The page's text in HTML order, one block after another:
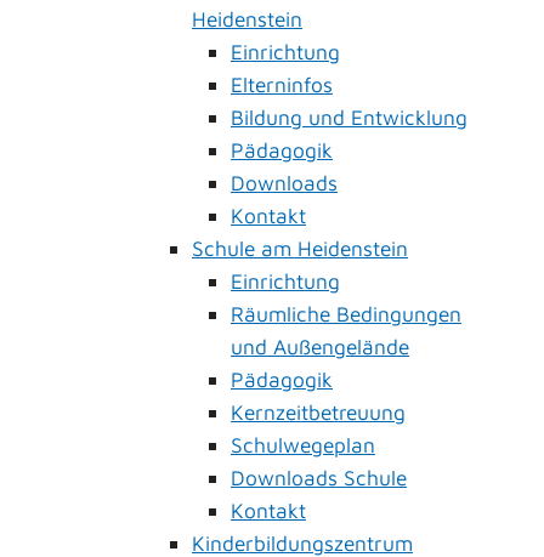
Heidenstein
Einrichtung
Elterninfos
Bildung und Entwicklung
Pädagogik
Downloads
Kontakt
Schule am Heidenstein
Einrichtung
Räumliche Bedingungen
und Außengelände
Pädagogik
Kernzeitbetreuung
Schulwegeplan
Downloads Schule
Kontakt
Kinderbildungszentrum